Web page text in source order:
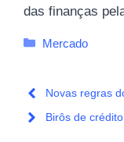
das finanças
Categorias
Mercado
Novas regras
Birôs de